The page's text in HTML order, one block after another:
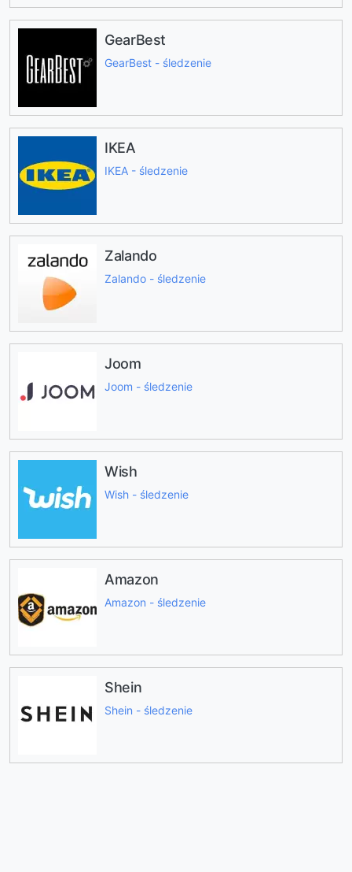
GearBest
GearBest - śledzenie
IKEA
IKEA - śledzenie
Zalando
Zalando - śledzenie
Joom
Joom - śledzenie
Wish
Wish - śledzenie
Amazon
Amazon - śledzenie
Shein
Shein - śledzenie